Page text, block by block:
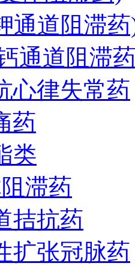
通道阻滞
通道阻滞
心律失常药
药
类
滞药
拮抗药
扩张冠脉药